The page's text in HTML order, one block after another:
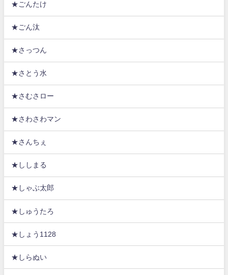
★ごんたけ
★ごん汰
★さっつん
★さとう水
★さむさロー
★さわさわマン
★さんちぇ
★ししまる
★しゃぶ太郎
★しゅうたろ
★しょう1128
★しらぬい